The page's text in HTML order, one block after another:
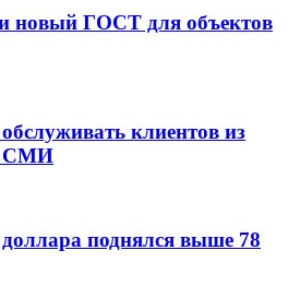
новый ГОСТ для объектов
клиентов из
СМИ
поднялся выше 78